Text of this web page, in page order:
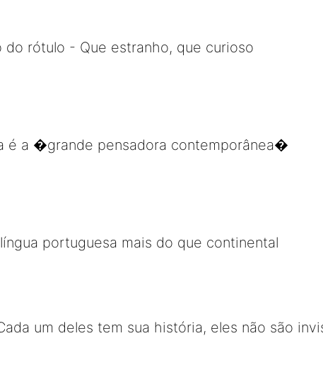
rótulo - Que estranho, que curioso
é a �grande pensadora contemporânea�
portuguesa mais do que continental
um deles tem sua história, eles não são